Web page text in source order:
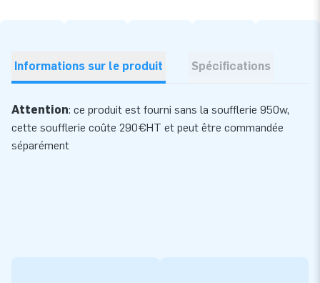
Informations sur le produit Spécifications
Attention: ce produit est fourni sans la soufflerie 950w,
cette soufflerie coûte 290€HT et peut être commandée
séparément